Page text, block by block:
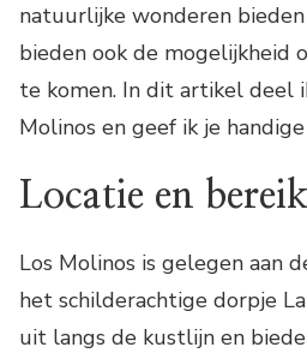
natuurlijke wonderen
bieden ook de mogelijkheid
te komen. In dit artikel deel
Molinos en geef ik je
Locatie en
Los Molinos is gelegen aan
het schilderachtige dorpje
uit langs de kustlijn en